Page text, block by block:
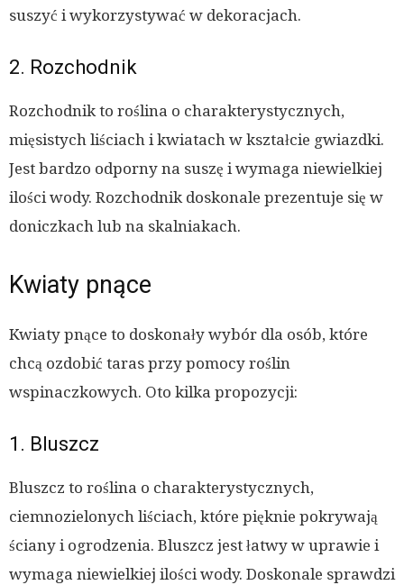
suszyć i wykorzystywać w dekoracjach.
2. Rozchodnik
Rozchodnik to roślina o charakterystycznych,
mięsistych liściach i kwiatach w kształcie gwiazdki.
Jest bardzo odporny na suszę i wymaga niewielkiej
ilości wody. Rozchodnik doskonale prezentuje się w
doniczkach lub na skalniakach.
Kwiaty pnące
Kwiaty pnące to doskonały wybór dla osób, które
chcą ozdobić taras przy pomocy roślin
wspinaczkowych. Oto kilka propozycji:
1. Bluszcz
Bluszcz to roślina o charakterystycznych,
ciemnozielonych liściach, które pięknie pokrywają
ściany i ogrodzenia. Bluszcz jest łatwy w uprawie i
wymaga niewielkiej ilości wody. Doskonale sprawdzi